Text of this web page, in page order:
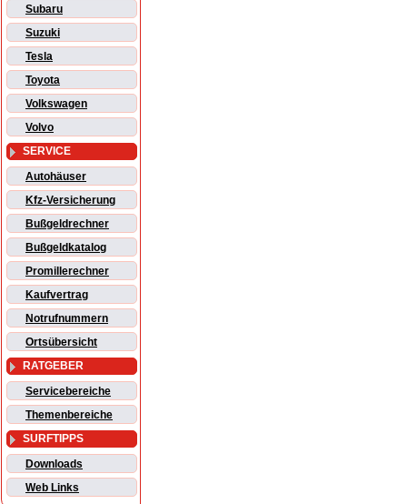
Subaru
Suzuki
Tesla
Toyota
Volkswagen
Volvo
SERVICE
Autohäuser
Kfz-Versicherung
Bußgeldrechner
Bußgeldkatalog
Promillerechner
Kaufvertrag
Notrufnummern
Ortsübersicht
RATGEBER
Servicebereiche
Themenbereiche
SURFTIPPS
Downloads
Web Links